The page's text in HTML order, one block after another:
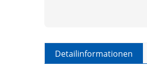
Detailinformationen